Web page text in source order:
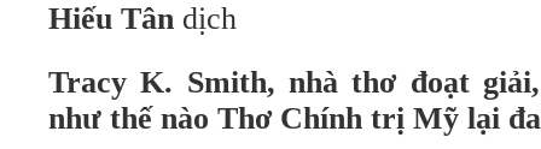
Hiếu Tân dịch
Tracy K. Smith, nhà thơ đoạt
như thế nào Thơ Chính trị Mỹ lại